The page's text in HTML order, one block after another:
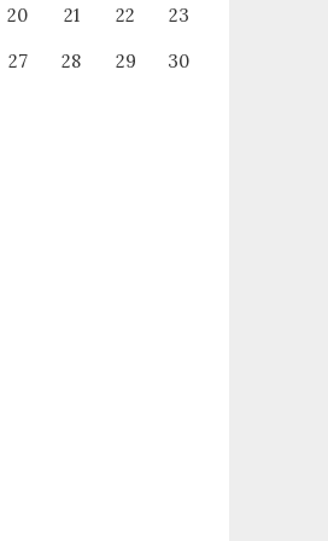
20 21 22
23
27 28 29
30